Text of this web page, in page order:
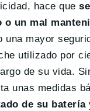
hace que
o un mal
una mayor
utilizado por
de su vida.
unas medidas
de su batería